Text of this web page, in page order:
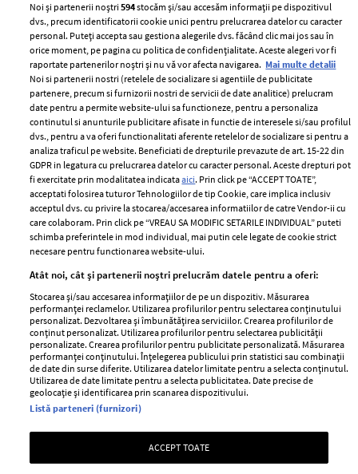
ELLE Style Awards
2024
Despre ELLE
Romania
Contact
Abonamente
Termeni si conditii
Politica de
confidențialitate
Politica de cookies
Publicitate
GSP
Unica
Baby
Retete
femei
Viva
Avantaje
Retete practice
Pariază responsabil! Decizia ONJN nr. 821/25.09.2025.
Jocurile de noroc sunt interzise minorilor.
Noi și partenerii noștri594stocăm și/sau accesăm informații pe dispozitivul
dvs., precum identificatorii cookie unici pentru prelucrarea datelor cu caracter
personal. Puteți accepta sau gestiona alegerile dvs. făcând clic mai jos sau în
orice moment, pe pagina cu politica de confidențialitate. Aceste alegeri vor fi
raportate partenerilor noștri și nu vă vor afecta navigarea. Mai multe detalii
Noi si partenerii nostri (retelele de socializare si agentiile de publicitate
partenere, precum si furnizorii nostri de servicii de date analitice) prelucram
date pentru a permite website-ului sa functioneze, pentru a personaliza
continutul si anunturile publicitare afisate in functie de interesele si/sau profilul
dvs., pentru a va oferi functionalitati aferente retelelor de socializare si pentru a
analiza traficul pe website. Beneficiati de drepturile prevazute de art. 15-22 din
GDPR in legatura cu prelucrarea datelor cu caracter personal. Aceste drepturi pot
fi exercitate prin modalitatea indicataaici. Prin click pe “ACCEPT TOATE”,
acceptati folosirea tuturor Tehnologiilor de tip Cookie, care implica inclusiv
acceptul dvs. cu privire la stocarea/accesarea informatiilor de catre Vendor-ii cu
care colaboram. Prin click pe “VREAU SA MODIFIC SETARILE INDIVIDUAL” puteti
schimba preferintele in mod individual, mai putin cele legate de cookie strict
necesare pentru functionarea website-ului.
Atât noi, cât și partenerii noștri prelucrăm datele pentru a oferi:
Stocarea și/sau accesarea informațiilor de pe un dispozitiv. Măsurarea
performanței reclamelor. Utilizarea profilurilor pentru selectarea conținutului
personalizat. Dezvoltarea și îmbunătățirea serviciilor. Crearea profilurilor de
conținut personalizat. Utilizarea profilurilor pentru selectarea publicității
personalizate. Crearea profilurilor pentru publicitate personalizată. Măsurarea
performanței conținutului. Înțelegerea publicului prin statistici sau combinații
de date din surse diferite. Utilizarea datelor limitate pentru a selecta conținutul.
Utilizarea de date limitate pentru a selecta publicitatea. Date precise de
geolocație și identificarea prin scanarea dispozitivului.
Listă parteneri (furnizori)
ACCEPT TOATE